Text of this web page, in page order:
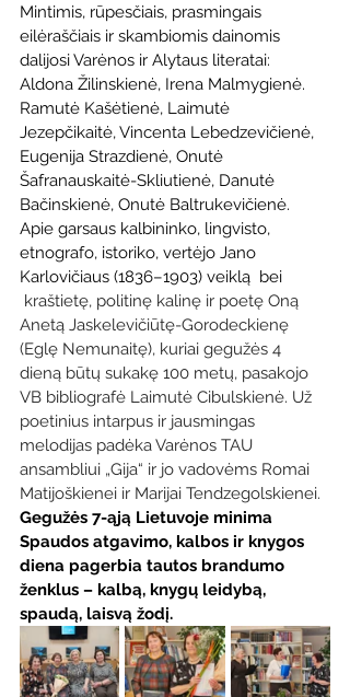
Mintimis, rūpesčiais, prasmingais
eilėraščiais ir skambiomis dainomis
dalijosi Varėnos ir Alytaus literatai:
Aldona Žilinskienė, Irena Malmygienė.
Ramutė Kašėtienė, Laimutė
Jezepčikaitė, Vincenta Lebedzevičienė,
Eugenija Strazdienė, Onutė
Šafranauskaitė-Skliutienė, Danutė
Bačinskienė, Onutė Baltrukevičienė.
Apie garsaus kalbininko, lingvisto,
etnografo, istoriko, vertėjo Jano
Karlovičiaus (1836–1903) veiklą  bei
kraštietę, politinę kalinę ir poetę Oną
Anetą Jaskelevičiūtę-Gorodeckienę
(Eglę Nemunaitę), kuriai gegužės 4
dieną būtų sukakę 100 metų, pasakojo
VB bibliografė Laimutė Cibulskienė. Už
poetinius intarpus ir jausmingas
melodijas padėka Varėnos TAU
ansambliui „Gija“ ir jo vadovėms Romai
Matijoškienei ir Marijai Tendzegolskienei.
Gegužės 7-ąją Lietuvoje minima
Spaudos atgavimo, kalbos ir knygos
diena pagerbia tautos brandumo
ženklus – kalbą, knygų leidybą,
spaudą, laisvą žodį.